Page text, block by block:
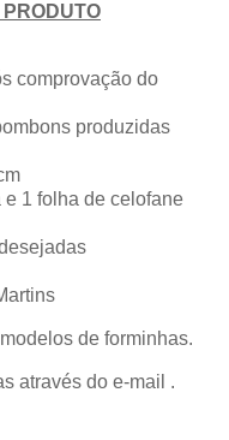
PRODUTO
comprovação do
produzidas
1 folha de celofane
de forminhas.
através do e-mail .